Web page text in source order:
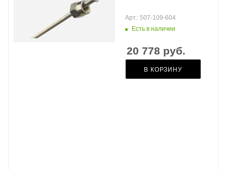
Есть в наличии
Арт.: 507-109-604
20 778 руб.
В КОРЗИНУ